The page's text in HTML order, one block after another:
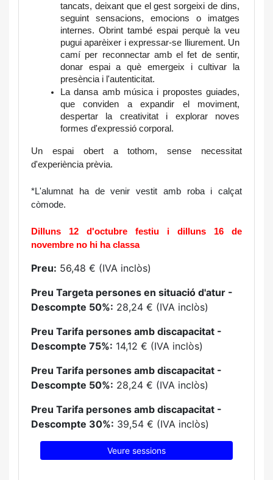
tancats, deixant que el gest sorgeixi de dins,
seguint sensacions, emocions o imatges
internes. Obrint també espai perquè la veu
pugui aparèixer i expressar-se lliurement. Un
camí per reconnectar amb el fet de sentir,
donar espai a què emergeix i cultivar la
presència i l'autenticitat.
La dansa amb música i propostes guiades,
que conviden a expandir el moviment,
despertar la creativitat i explorar noves
formes d'expressió corporal.
Un espai obert a tothom, sense necessitat
d'experiència prèvia.
*L'alumnat ha de venir vestit amb roba i calçat
còmode.
Dilluns 12 d'octubre festiu i dilluns 16 de
novembre no hi ha classa
Preu: 56,48 € (IVA inclòs)
Preu Targeta persones en situació d'atur -
Descompte 50%: 28,24 € (IVA inclòs)
Preu Tarifa persones amb discapacitat -
Descompte 75%: 14,12 € (IVA inclòs)
Preu Tarifa persones amb discapacitat -
Descompte 50%: 28,24 € (IVA inclòs)
Preu Tarifa persones amb discapacitat -
Descompte 30%: 39,54 € (IVA inclòs)
Veure sessions